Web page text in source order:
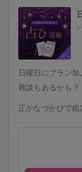
日曜日にプラン
雜談もあるかも？
正かなづかひで鑑